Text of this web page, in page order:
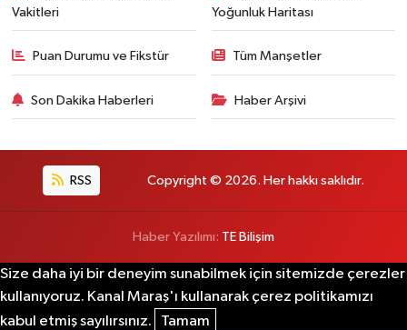
Vakitleri
Yoğunluk Haritası
Puan Durumu ve Fikstür Tüm Manşetler
Son Dakika Haberleri Haber Arşivi
RSS Copyright © 2026. Her hakkı saklıdır.
Haber Yazılımı: TE Bilişim
Size daha iyi bir deneyim sunabilmek için sitemizde çerezler
kullanıyoruz. Kanal Maraş'ı kullanarak çerez politikamızı
kabul etmiş sayılırsınız.
Tamam